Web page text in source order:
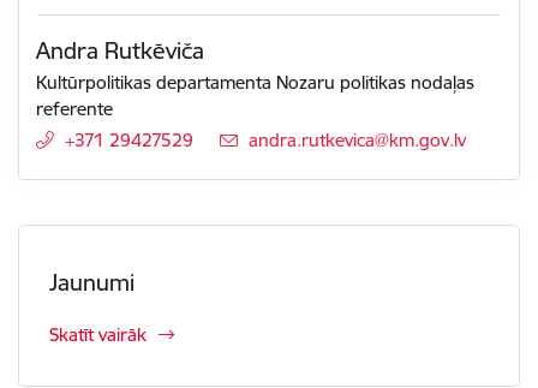
Andra Rutkēviča
Kultūrpolitikas departamenta Nozaru politikas nodaļas
referente
+371 29427529
E-pasts:
andra.rutkevica@km.gov.lv
Jaunumi
Skatīt vairāk